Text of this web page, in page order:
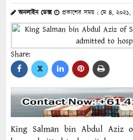
অনলাইন ডেক্স প্রকাশের সময় : মে ৪, ২০২১,
Share:
X
King Salman bin Abdul Aziz